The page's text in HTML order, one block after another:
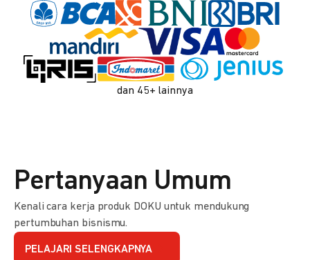
dan 45+ lainnya
Pertanyaan Umum
Kenali cara kerja produk DOKU untuk mendukung
pertumbuhan bisnismu.
PELAJARI SELENGKAPNYA